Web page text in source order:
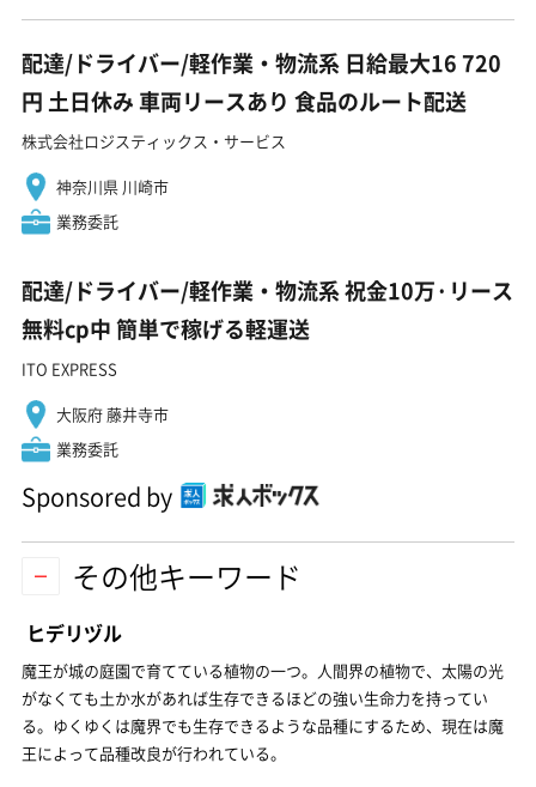
配達/ドライバー/軽作業・物流系 日給最大16 720
円 土日休み 車両リースあり 食品のルート配送
株式会社ロジスティックス・サービス
神奈川県 川崎市
業務委託
配達/ドライバー/軽作業・物流系 祝金10万·リース
無料cp中 簡単で稼げる軽運送
ITO EXPRESS
大阪府 藤井寺市
業務委託
Sponsored by
その他キーワード
ヒデリヅル
魔王が城の庭園で育てている植物の一つ。人間界の植物で、太陽の光
がなくても土か水があれば生存できるほどの強い生命力を持ってい
る。ゆくゆくは魔界でも生存できるような品種にするため、現在は魔
王によって品種改良が行われている。